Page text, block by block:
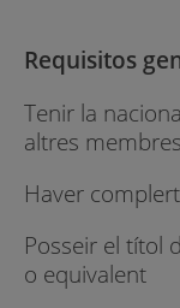
Requisitos
Tenir la
altres
Haver
Posseir el títol
o equivalent